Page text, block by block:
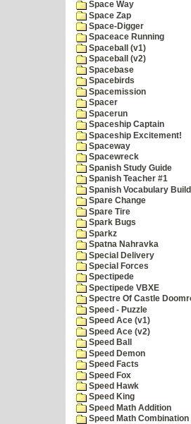
Space Way
Space Zap
Space-Digger
Spaceace Running
Spaceball (v1)
Spaceball (v2)
Spacebase
Spacebirds
Spacemission
Spacer
Spacerun
Spaceship Captain
Spaceship Excitement!
Spaceway
Spacewreck
Spanish Study Guide
Spanish Teacher #1
Spanish Vocabulary
Spare Change
Spare Tire
Spark Bugs
Sparkz
Spatna Nahravka
Special Delivery
Special Forces
Spectipede
Spectipede VBXE
Spectre Of Castle
Speed - Puzzle
Speed Ace (v1)
Speed Ace (v2)
Speed Ball
Speed Demon
Speed Facts
Speed Fox
Speed Hawk
Speed King
Speed Math Addition
Speed Math Combination